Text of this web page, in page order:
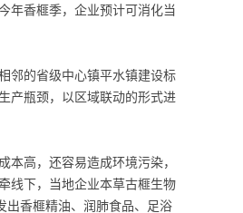
年香榧季，企业预计可消化当
邻的省级中心镇平水镇建设标
产瓶颈，以区域联动的形式进
高，还容易造成环境污染，
线下，当地企业本草古榧生物
出香榧精油、润肺食品、足浴